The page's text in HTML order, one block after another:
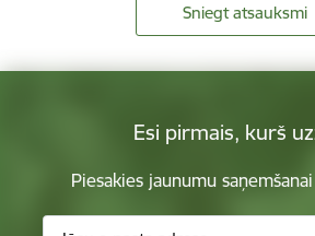
Sniegt atsauksmi
Esi pirmais, kurš
Piesakies jaunumu